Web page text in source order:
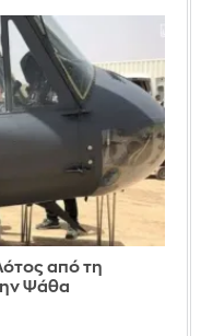
από τη
Ψάθα